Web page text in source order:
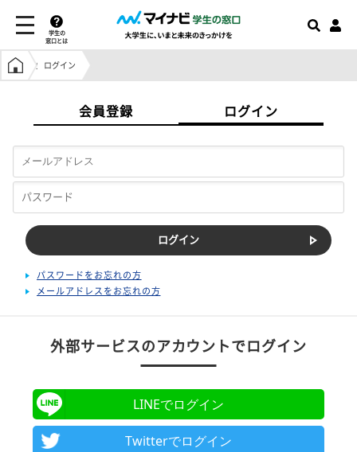
学生の
窓口とは
学生の窓口トップ
ログイン
会員登録 ログイン
パスワードをお忘れの方
メールアドレスをお忘れの方
外部サービスのアカウントでログイン
LINEでログイン
Twitterでログイン